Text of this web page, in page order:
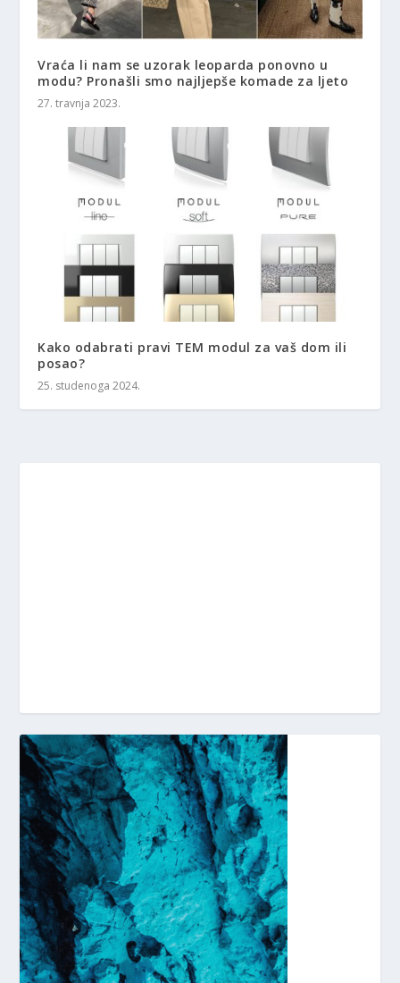
Vraća li nam se uzorak leoparda ponovno u
modu? Pronašli smo najljepše komade za ljeto
27. travnja 2023.
Kako odabrati pravi TEM modul za vaš dom ili
posao?
25. studenoga 2024.